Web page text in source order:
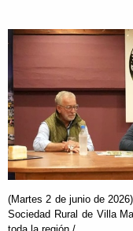
(Martes 2 de junio de
Sociedad Rural de Villa